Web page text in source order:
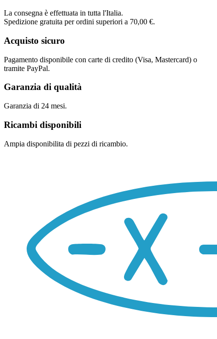
La consegna è effettuata in tutta l'Italia.
Spedizione gratuita per ordini superiori a 70,00 €.
Acquisto sicuro
Pagamento disponibile con carte di credito (Visa, Mastercard) o
tramite PayPal.
Garanzia di qualità
Garanzia di 24 mesi.
Ricambi disponibili
Ampia disponibilita di pezzi di ricambio.